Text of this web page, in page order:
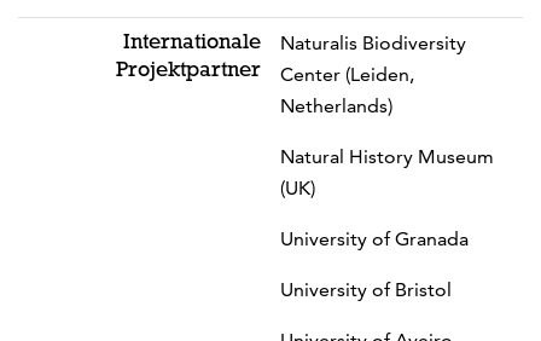
Internationale
Projektpartner
Naturalis Biodiversity
Center (Leiden,
Netherlands)
Natural History Museum
(UK)
University of Granada
University of Bristol